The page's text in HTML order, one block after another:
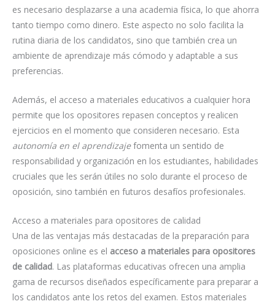
es necesario desplazarse a una academia física, lo que ahorra
tanto tiempo como dinero. Este aspecto no solo facilita la
rutina diaria de los candidatos, sino que también crea un
ambiente de aprendizaje más cómodo y adaptable a sus
preferencias.
Además, el acceso a materiales educativos a cualquier hora
permite que los opositores repasen conceptos y realicen
ejercicios en el momento que consideren necesario. Esta
autonomía en el aprendizajefomenta un sentido de
responsabilidad y organización en los estudiantes, habilidades
cruciales que les serán útiles no solo durante el proceso de
oposición, sino también en futuros desafíos profesionales.
Acceso a materiales para opositores de calidad
Una de las ventajas más destacadas de la preparación para
oposiciones online es el acceso a materiales para opositores
de calidad. Las plataformas educativas ofrecen una amplia
gama de recursos diseñados específicamente para preparar a
los candidatos ante los retos del examen. Estos materiales